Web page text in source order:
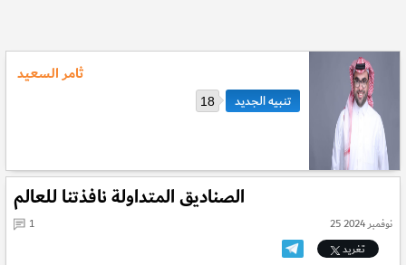
ثامر السعيد
18
الصناديق المتداولة نافذتنا للعالم
25 نوفمبر 2024
1
تغريد